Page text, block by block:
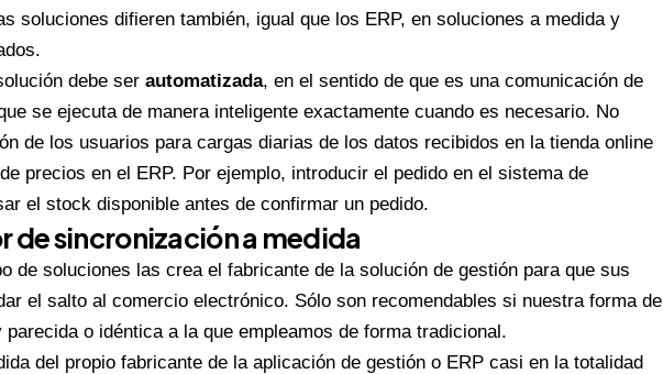
soluciones difieren también, igual que los ERP, en soluciones a medida y
debe ser automatizada, en el sentido de que es una comunicación de
se ejecuta de manera inteligente exactamente cuando es necesario. No
de los usuarios para cargas diarias de los datos recibidos en la tienda online
precios en el ERP. Por ejemplo, introducir el pedido en el sistema de
el stock disponible antes de confirmar un pedido.
de sincronización a medida
de soluciones las crea el fabricante de la solución de gestión para que sus
el salto al comercio electrónico. Sólo son recomendables si nuestra forma de
o idéntica a la que empleamos de forma tradicional.
del propio fabricante de la aplicación de gestión o ERP casi en la totalidad